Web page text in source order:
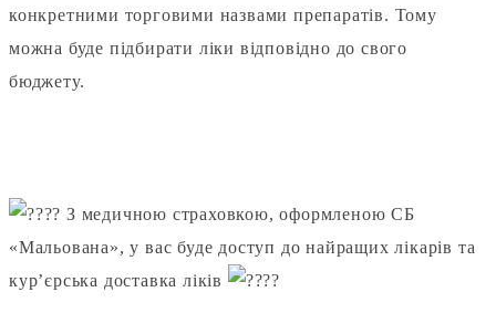
конкретними торговими назвами препаратів. Тому
можна буде підбирати ліки відповідно до свого
бюджету.
З медичною страховкою, оформленою СБ
«Мальована», у вас буде доступ до найращих лікарів та
кур’єрська доставка ліків